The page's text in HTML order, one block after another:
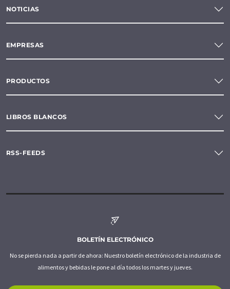
NOTICIAS
EMPRESAS
PRODUCTOS
LIBROS BLANCOS
RSS-FEEDS
BOLETÍN ELECTRÓNICO
No se pierda nada a partir de ahora: Nuestro boletín electrónico de la industria de
alimentos y bebidas le pone al día todos los martes y jueves.